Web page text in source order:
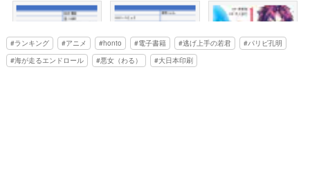
ランキング アニメ honto 電子書籍 逃げ上手の若君
パリピ孔明
海が走るエンドロール
悪女（わる） 大日本印刷